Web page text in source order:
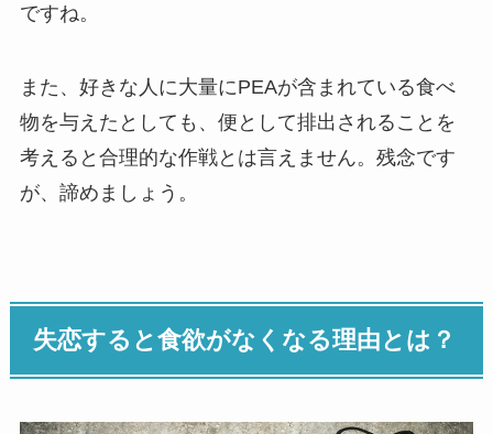
ですね。
また、好きな人に大量にPEAが含まれている食べ
物を与えたとしても、便として排出されることを
考えると合理的な作戦とは言えません。残念です
が、諦めましょう。
失恋すると食欲がなくなる理由とは？